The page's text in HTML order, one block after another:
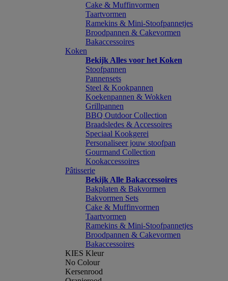
Cake & Muffinvormen
Taartvormen
Ramekins & Mini-Stoofpannetjes
Broodpannen & Cakevormen
Bakaccessoires
Koken
Bekijk Alles voor het Koken
Stoofpannen
Pannensets
Steel & Kookpannen
Koekenpannen & Wokken
Grillpannen
BBQ Outdoor Collection
Braadsledes & Accessoires
Speciaal Kookgerei
Personaliseer jouw stoofpan
Gourmand Collection
Kookaccessoires
Pâtisserie
Bekijk Alle Bakaccessoires
Bakplaten & Bakvormen
Bakvormen Sets
Cake & Muffinvormen
Taartvormen
Ramekins & Mini-Stoofpannetjes
Broodpannen & Cakevormen
Bakaccessoires
KIES Kleur
No Colour
Kersenrood